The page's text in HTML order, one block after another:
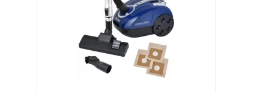
контейнера 4 л, Регулировка
мощности на корпусе,
Металлическая
телескопическая трубка,
Высокоэффективная щетка с
переключателем "ковер / пол",